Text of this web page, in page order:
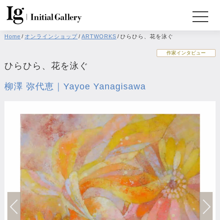
Home / オンラインショップ/ ARTWORKS / ひらひら、花を泳ぐ
作家インタビュー
ひらひら、花を泳ぐ
柳澤 弥代恵｜Yayoe Yanagisawa